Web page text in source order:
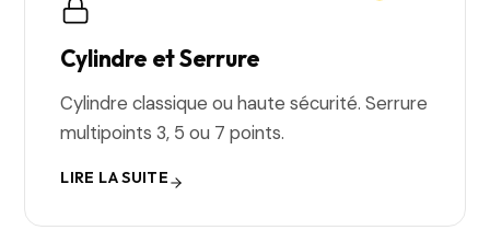
Cylindre et Serrure
Cylindre classique ou haute sécurité. Serrure
multipoints 3, 5 ou 7 points.
LIRE LA SUITE